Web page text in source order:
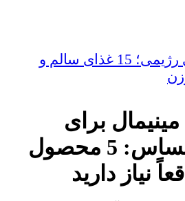
طرز تهیه سالاد های رژیمی؛ 15 غذای سالم و
برای
پوست‌ های حساس: 5 محصول
نیاز دارید